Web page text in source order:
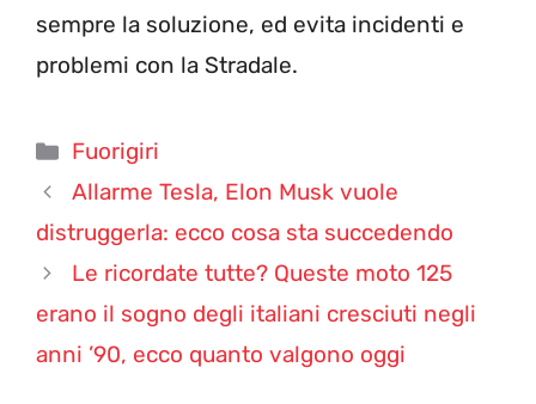
sempre la soluzione, ed evita incidenti e
problemi con la Stradale.
Categorie
Fuorigiri
Allarme Tesla, Elon Musk vuole
distruggerla: ecco cosa sta succedendo
Le ricordate tutte? Queste moto 125
erano il sogno degli italiani cresciuti negli
anni ’90, ecco quanto valgono oggi